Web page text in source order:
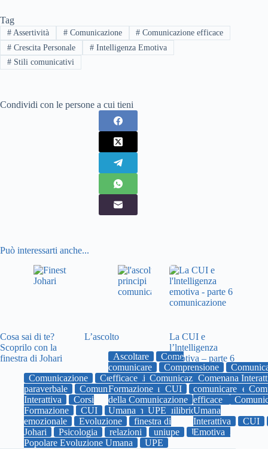
Tag
#Assertività #Comunicazione # Comunicazione efficace
#Crescita Personale #Intelligenza Emotiva
#Stili comunicativi
Condividi con le persone a cui tieni
Può interessarti anche...
Cosa sai di te?
Scoprilo con la
finestra di Johari
Comunicazione
Comunicazione
paraverbale
Comunicazione Umana
Interattiva
Corsi
Formazione
CUI Emozioni
Equilibrio
emozionale
Evoluzione
finestra di
Johari
Psicologia relazioni uniupe
Università
Popolare Evoluzione Umana
UPE
L’ascolto
Ascoltare
Come
comunicare
Comprensione
efficace
Comunicazione Umana
Formazione
CUI Emozioni
della Comunicazione
uniupe
Umana
UPE
La CUI e
l’lntelligenza
emotiva – parte 6
Come
comunicare
efficace
Umana
Interattiva
CUI
Emotiva